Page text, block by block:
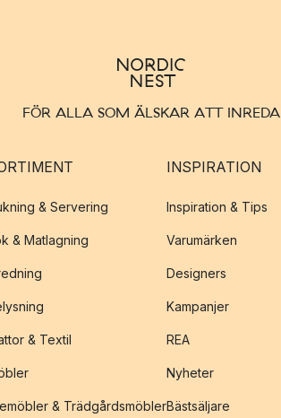
FÖR ALLA SOM ÄLSKAR ATT INREDA
& Servering
& Matlagning
& Textil
& Trädgårdsmöbler
INSPIRATION
Inspiration & Tips
Varumärken
Designers
Kampanjer
REA
Nyheter
Bästsäljare